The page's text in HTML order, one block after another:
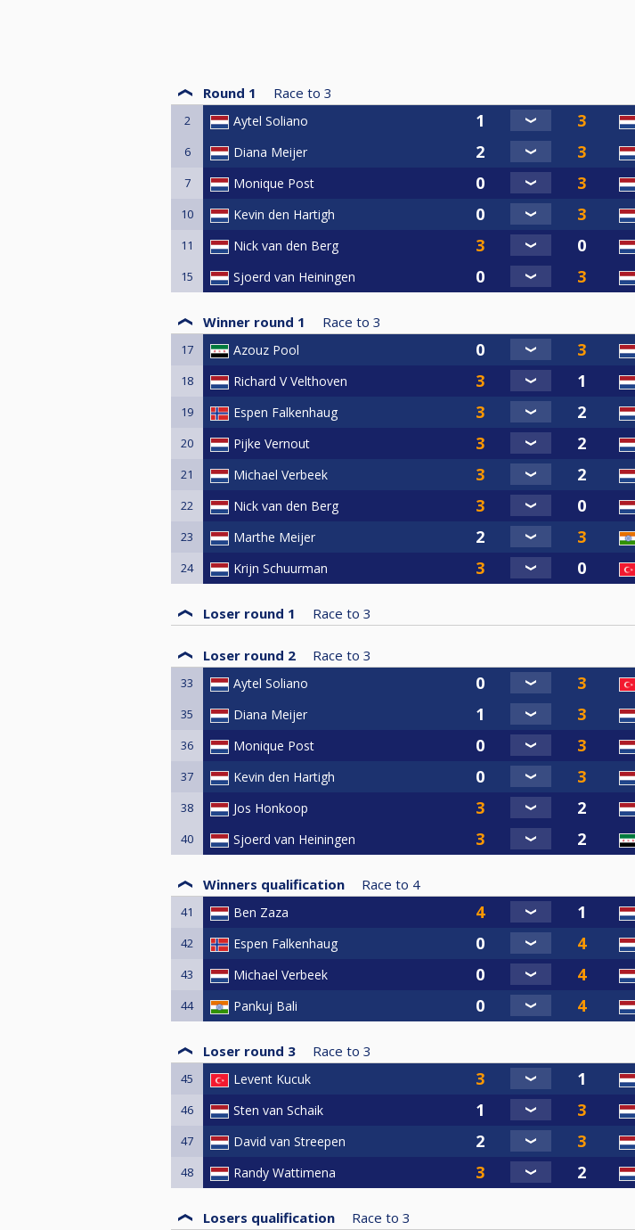
Round 1 Race to 3
2 Aytel Soliano
6 Diana Meijer
7 Monique Post
10 Kevin den Hartigh
11 Nick van den Berg
15 Sjoerd van Heiningen
Winner round 1 Race to 3
17 Azouz Pool
18 Richard V Velthoven
19 Espen Falkenhaug
20 Pijke Vernout
21 Michael Verbeek
22 Nick van den Berg
23 Marthe Meijer
24 Krijn Schuurman
Loser round 1 Race to 3
Loser round 2 Race to 3
33 Aytel Soliano
35 Diana Meijer
36 Monique Post
37 Kevin den Hartigh
38 Jos Honkoop
40 Sjoerd van Heiningen
Winners qualification Race to 4
41 Ben Zaza
42 Espen Falkenhaug
43 Michael Verbeek
44 Pankuj Bali
Loser round 3 Race to 3
45 Levent Kucuk
46 Sten van Schaik
47 David van Streepen
48 Randy Wattimena
Losers qualification Race to 3